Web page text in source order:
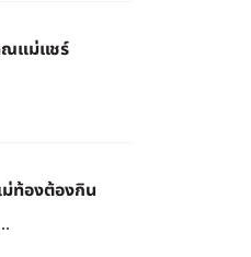
ณแม่แชร์
ท้องต้องกิน